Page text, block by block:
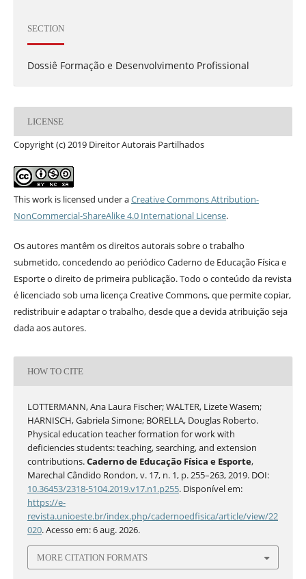
SECTION
Dossiê Formação e Desenvolvimento Profissional
LICENSE
Copyright (c) 2019 Direitor Autorais Partilhados
This work is licensed under aCreative Commons Attribution-
NonCommercial-ShareAlike 4.0 International License.
Os autores mantêm os direitos autorais sobre o trabalho
submetido, concedendo ao periódico Caderno de Educação Física e
Esporte o direito de primeira publicação. Todo o conteúdo da revista
é licenciado sob uma licença Creative Commons, que permite copiar,
redistribuir e adaptar o trabalho, desde que a devida atribuição seja
dada aos autores.
HOW TO CITE
LOTTERMANN, Ana Laura Fischer; WALTER, Lizete Wasem;
HARNISCH, Gabriela Simone; BORELLA, Douglas Roberto.
Physical education teacher formation for work with
deficiencies students: teaching, searching, and extension
contributions.Caderno de Educação Física e Esporte,
Marechal Cândido Rondon, v. 17, n. 1, p. 255–263, 2019. DOI:
10.36453/2318-5104.2019.v17.n1.p255. Disponível em:
https://e-
revista.unioeste.br/index.php/cadernoedfisica/article/view/22
020. Acesso em: 6 aug. 2026.
MORE CITATION FORMATS